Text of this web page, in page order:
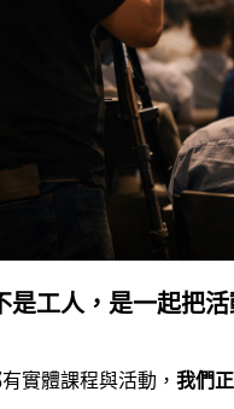
是工人，是一起把
實體課程與活動， 我們